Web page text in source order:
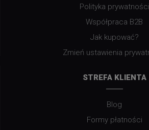
Polityka prywatności
Współpraca B2B
Jak kupować?
Zmień ustawienia
STREFA KLIENTA
Blog
Formy płatności